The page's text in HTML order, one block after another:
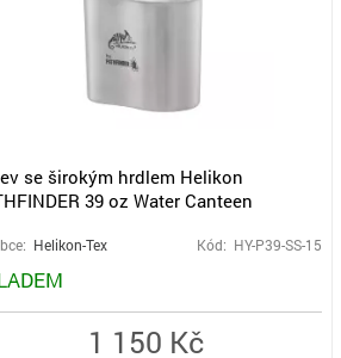
se širokým hrdlem Helikon
39 oz Water Canteen
Helikon-Tex Kód: HY-P39-SS-15
1 150 Kč